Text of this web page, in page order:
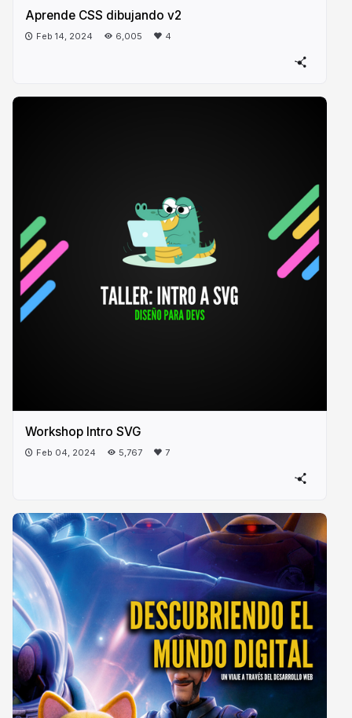
Aprende CSS dibujando v2
Feb 14, 2024 6,005 4
Workshop Intro SVG
Feb 04, 2024 5,767 7